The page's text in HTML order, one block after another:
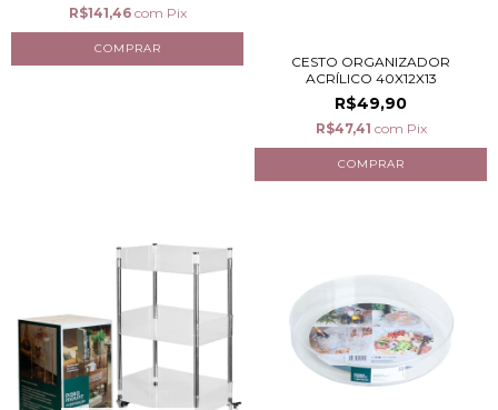
R$141,46 com Pix
CESTO ORGANIZADOR
ACRÍLICO 40X12X13
R$49,90
R$47,41 com Pix